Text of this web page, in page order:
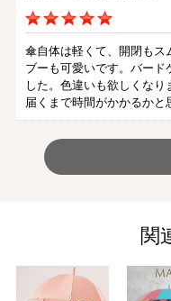
傘自体は軽くて、開閉もス
ブーも可愛いです。バード
した。色違いも欲しくなり
届くまで時間がかかるかと
関